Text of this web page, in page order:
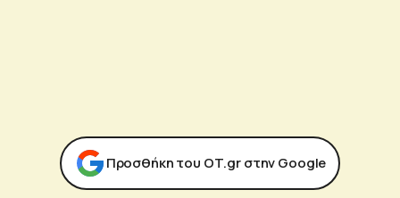
Προσθήκη του ΟΤ.gr στην Google